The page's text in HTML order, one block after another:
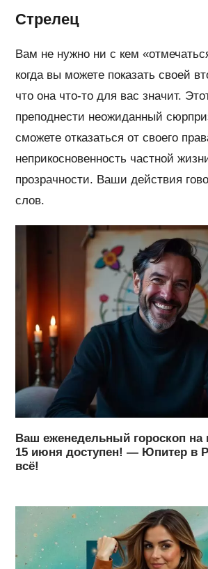
Стрелец
Вам не нужно ни с кем
когда вы можете показать своей
что она что-то для вас значит.
преподнести неожиданный
сможете отказаться от своего
неприкосновенность частной
прозрачности. Ваши действия
слов.
Ваш еженедельный гороскоп на
15 июня доступен! — Юпитер в
всё!